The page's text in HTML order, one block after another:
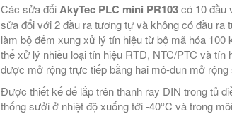
Các sửa đổiAkyTec PLC mini PR103có 10 đầu
sửa đổi với 2 đầu ra tương tự và không có đầu
làm bộ đếm xung xử lý tín hiệu từ bộ mã hóa
thể xử lý nhiều loại tín hiệu RTD, NTC/PTC và
được mở rộng trực tiếp bằng hai mô-đun mở rộng
Được thiết kế để lắp trên thanh ray DIN trong tủ
thống sưởi ở nhiệt độ xuống tới -40°C và trong